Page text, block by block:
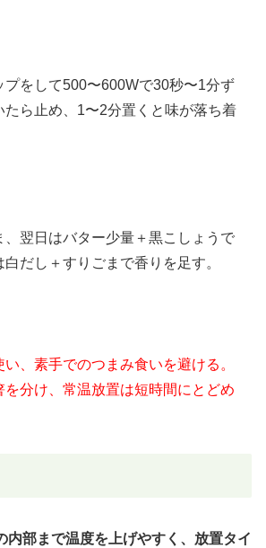
プをして500〜600Wで30秒〜1分ず
たら止め、1〜2分置くと味が落ち着
、翌日はバター少量＋黒こしょうで
だし＋すりごまで香りを足す。
、素手でのつまみ食いを避ける。
を分け、常温放置は短時間にとどめ
内部まで温度を上げやすく、放置タイ